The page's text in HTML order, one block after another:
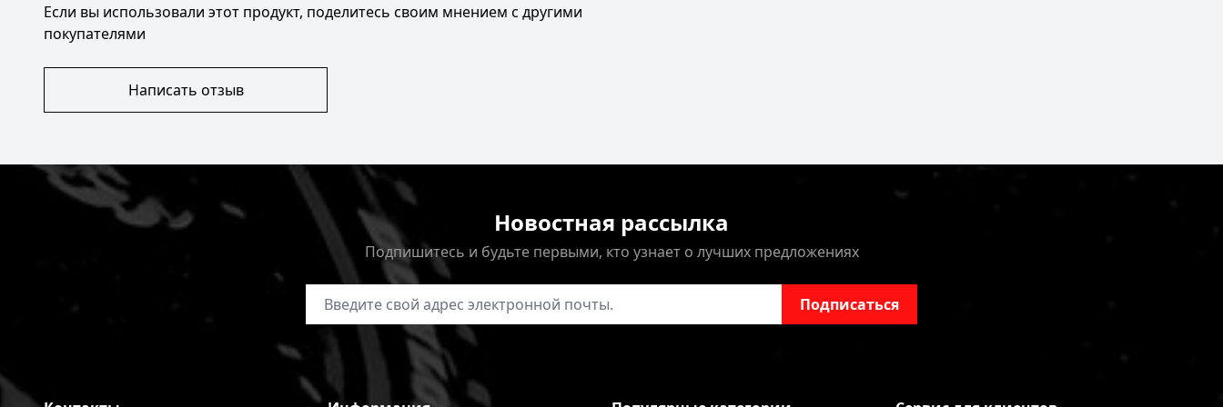
Если вы использовали этот продукт, поделитесь своим мнением с другими
покупателями
Написать отзыв
Новостная рассылка
Подпишитесь и будьте первыми, кто узнает о лучших предложениях
Адрес электронной почты Подписаться